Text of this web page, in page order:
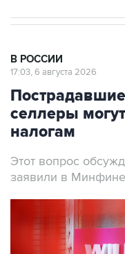
В РОССИИ
17:03, 6 августа 2026
селлеры
налогам
Этот вопрос
заявили в Минфине